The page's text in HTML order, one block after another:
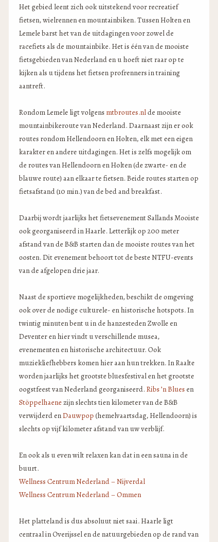
Het gebied leent zich ook uitstekend voor recreatief
fietsen, wielrennen en mountainbiken. Tussen Holten en
Lemele barst het van de uitdagingen voor zowel de
racefiets als de mountainbike. Het is één van de mooiste
fietsgebieden van Nederland en u hoeft niet raar op te
kijken als u tijdens het fietsen profrenners in training
aantreft.
Rondom Lemele ligt volgens mtbroutes.nlde mooiste
mountainbikeroute van Nederland. Daarnaast zijn er ook
routes rondom Hellendoorn en Holten, elk met een eigen
karakter en andere uitdagingen. Het is zelfs mogelijk om
de routes van Hellendoorn en Holten (de zwarte- en de
blauwe route) aan elkaar te fietsen. Beide routes starten op
fietsafstand (10 min.) van de bed and breakfast.
Daarbij wordt jaarlijks het fietsevenement Sallands Mooiste
ook georganiseerd in Haarle. Letterlijk op 200 meter
afstand van de B&B starten dan de mooiste routes van het
oosten. Dit evenement behoort tot de beste NTFU-events
van de afgelopen drie jaar.
Naast de sportieve mogelijkheden, beschikt de omgeving
ook over de nodige culturele- en historische hotspots. In
twintig minuten bent u in de hanzesteden Zwolle en
Deventer en hier vindt u verschillende musea,
evenementen en historische architectuur. Ook
muziekliefhebbers komen hier aan hun trekken. In Raalte
worden jaarlijks het grootste bluesfestival en het grootste
oogstfeest van Nederland georganiseerd. Ribs ’n Blues en
Stöppelhaene zijn slechts tien kilometer van de B&B
verwijderd enDauwpop (hemelvaartsdag, Hellendoorn) is
slechts op vijf kilometer afstand van uw verblijf.
En ook als u even wilt relaxen kan dat in een sauna in de
buurt.
Wellness Centrum Nederland – Nijverdal
Wellness Centrum Nederland – Ommen
Het platteland is dus absoluut niet saai. Haarle ligt
centraal in Overijssel en de natuurgebieden op de rand van